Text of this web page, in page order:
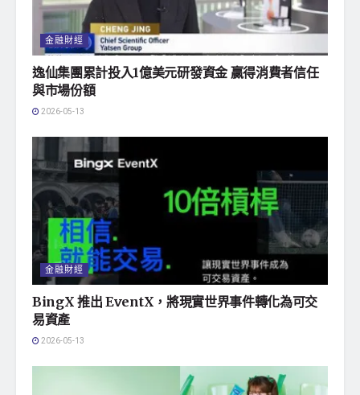
金融財經
逸仙集團累計投入1億美元研發資金 贏得消費者信任
與市場份額
2026-05-13
金融財經
BingX 推出 EventX，將現實世界事件轉化為可交
易資產
2026-05-13